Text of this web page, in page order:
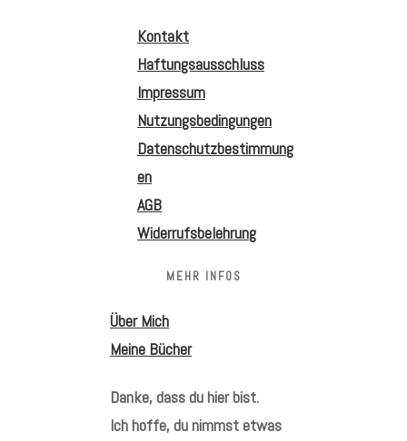
Kontakt
Haftungsausschluss
Impressum
Nutzungsbedingungen
Datenschutzbestimmung
en
AGB
Widerrufsbelehrung
MEHR INFOS
Über Mich
Meine Bücher
Danke, dass du hier bist.
Ich hoffe, du nimmst etwas